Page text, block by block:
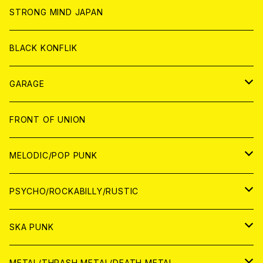
ANALOG
ANALOG
CD
ANALOG
CD
ANALOG
WORLD
CD
ANALOG
STRONG MIND JAPAN
BLACK KONFLIK
GARAGE
JAPAN
アナログ
CD
WORLD
アナログ
CD
FRONT OF UNION
MELODIC/POP PUNK
JAPAN
CD
ANALOG
WORLD
CD
PSYCHO/ROCKABILLY/RUSTIC
JAPAN
CD
SKA PUNK